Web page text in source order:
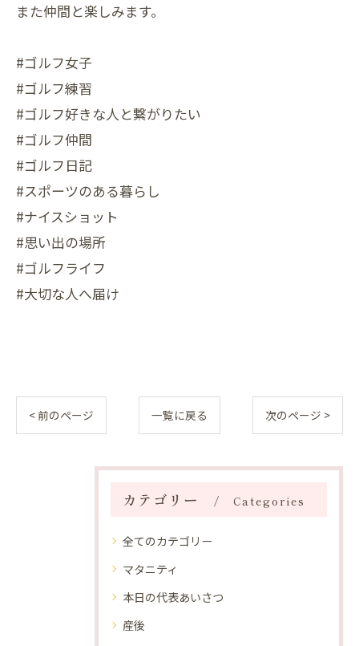
また仲間と楽しみます。
#ゴルフ女子
#ゴルフ練習
#ゴルフ好きな人と繋がりたい
#ゴルフ仲間
#ゴルフ日記
#スポーツのある暮らし
#ナイスショット
#思い出の場所
#ゴルフライフ
#大切な人へ届け
< 前のページ 一覧に戻る 次のページ >
カテゴリー Categories
全てのカテゴリー
マタニティ
本日の代表あいさつ
産後